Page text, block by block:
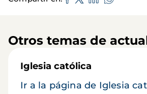
Otros temas de
Iglesia católica
Ir a la página de Iglesia